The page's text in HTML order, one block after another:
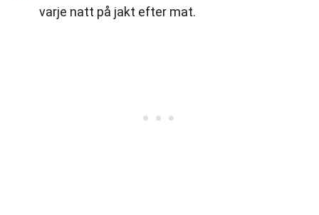
varje natt på jakt efter mat.